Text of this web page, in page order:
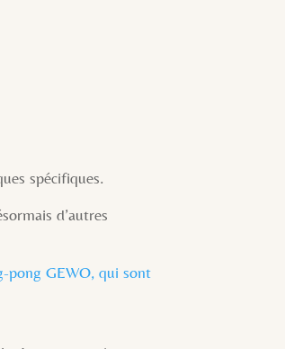
spécifiques.
d’autres
pong GEWO, qui sont